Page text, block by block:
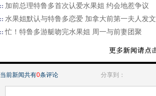
加前总理特鲁多首次认爱水果姐 约会地惹争议
水果姐默认与特鲁多恋爱 加拿大前第一夫人发文
忙！特鲁多游艇吻完水果姐 周一与前妻团聚
当前新闻共有0条评论 分享到：